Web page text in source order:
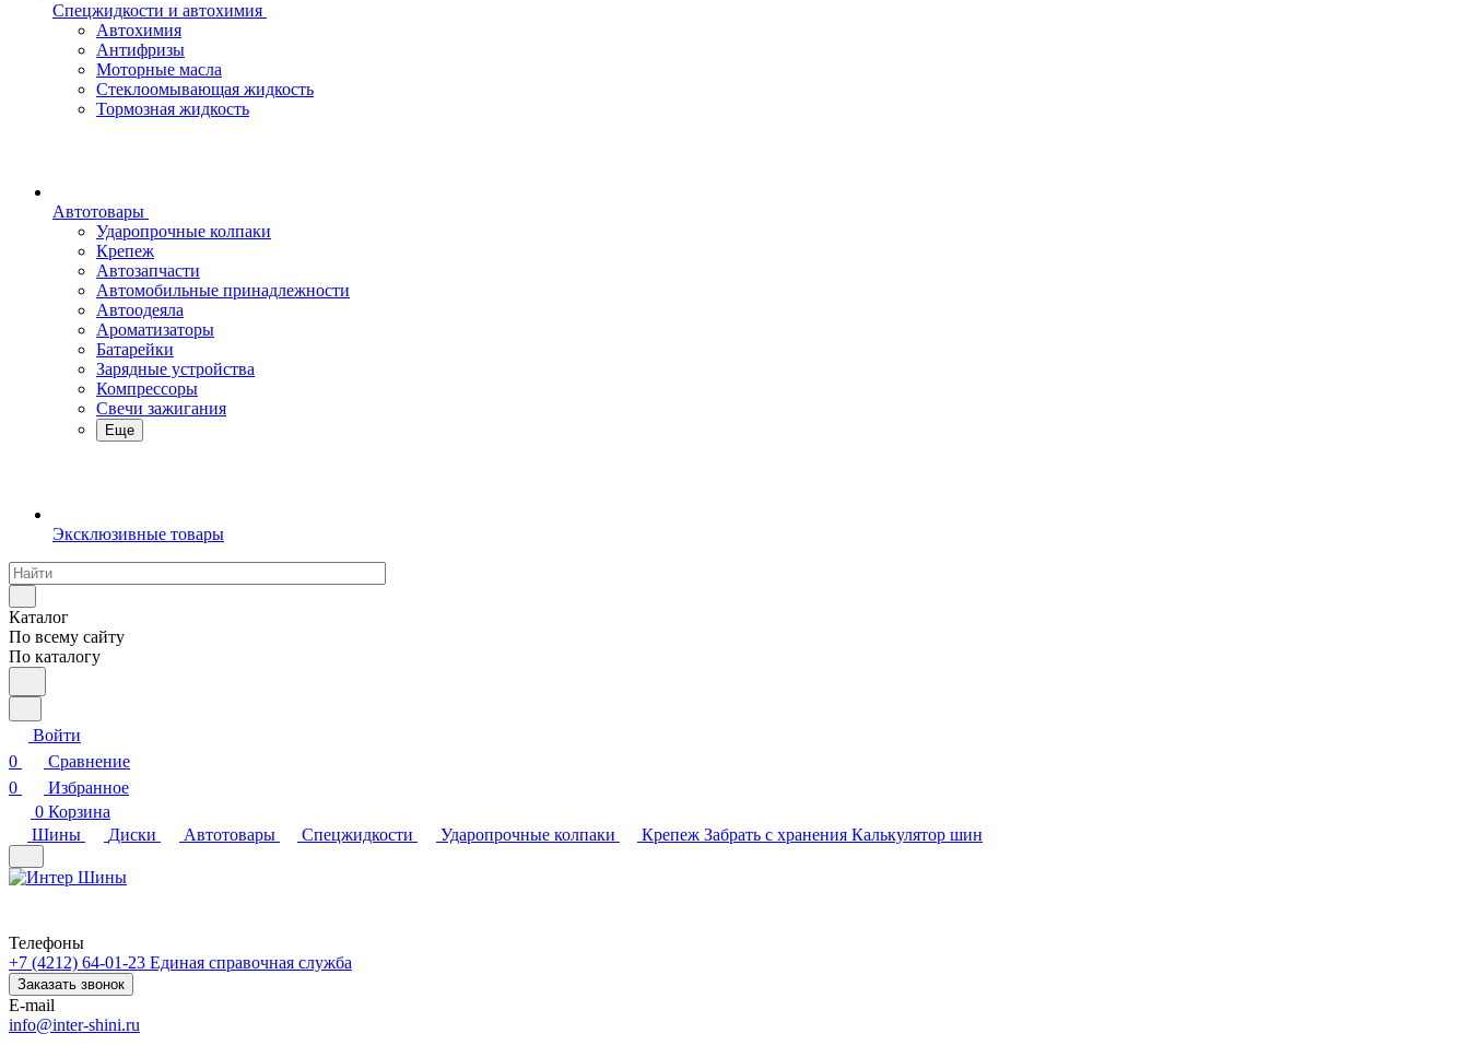
Спецжидкости и автохимия
Автохимия
Антифризы
Моторные масла
Стеклоомывающая жидкость
Тормозная жидкость
Автотовары
Ударопрочные колпаки
Крепеж
Автозапчасти
Автомобильные принадлежности
Автоодеяла
Ароматизаторы
Батарейки
Зарядные устройства
Компрессоры
Свечи зажигания
Еще
Эксклюзивные товары
Каталог
По всему сайту
По каталогу
Войти
0
Сравнение
0
Избранное
0 Корзина
Шины
Диски Автотовары Спецжидкости Ударопрочные колпаки Крепеж Забрать с хранения Калькулятор шин
Телефоны
+7 (4212) 64-01-23 Единая справочная служба
Заказать звонок
E-mail
info@inter-shini.ru